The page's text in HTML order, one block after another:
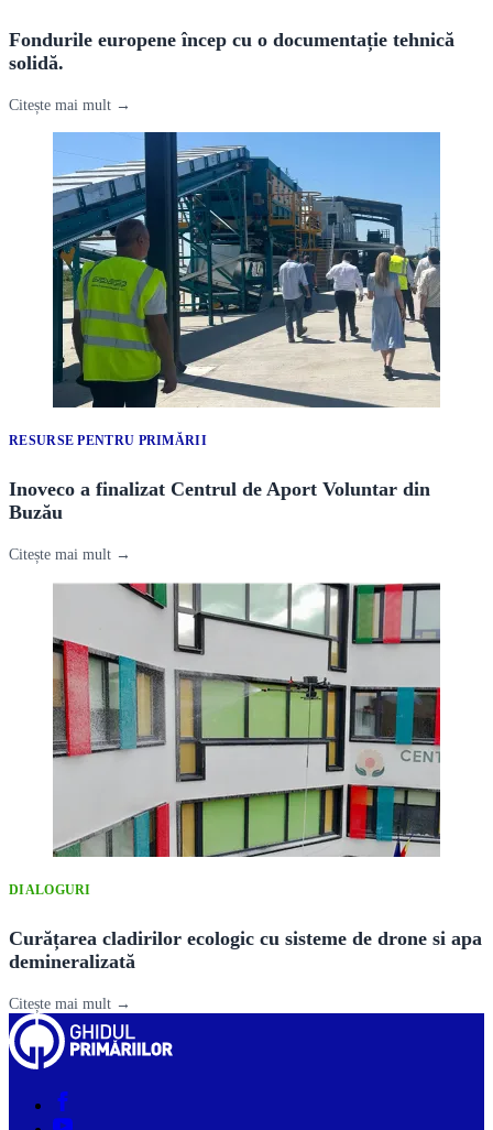
Fondurile europene încep cu o documentație tehnică
solidă.
Citește mai mult →
RESURSE PENTRU PRIMĂRII
Inoveco a finalizat Centrul de Aport Voluntar din
Buzău
Citește mai mult →
DIALOGURI
Curățarea cladirilor ecologic cu sisteme de drone si apa
demineralizată
Citește mai mult →